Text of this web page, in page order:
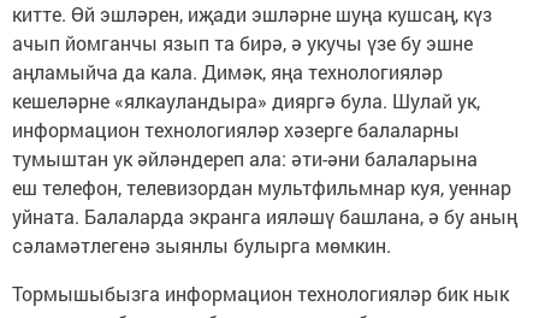
китте. Өй эшләрен, иҗади эшләрне шуңа кушсаң, күз
ачып йомганчы язып та бирә, ә укучы үзе бу эшне
аңламыйча да кала. Димәк, яңа технологияләр
кешеләрне «ялкауландыра» дияргә була. Шулай ук,
информацион технологияләр хәзерге балаларны
тумыштан ук әйләндереп ала: әти-әни балаларына
еш телефон, телевизордан мультфильмнар куя, уеннар
уйната. Балаларда экранга ияләшү башлана, ә бу аның
сәламәтлегенә зыянлы булырга мөмкин.
Тормышыбызга информацион технологияләр бик нык